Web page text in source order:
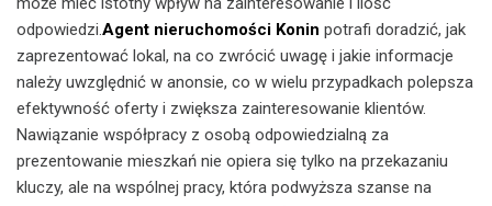
odpowiedzi.Agent nieruchomości Konin potrafi doradzić, jak
zaprezentować lokal, na co zwrócić uwagę i jakie informacje
należy uwzględnić w anonsie, co w wielu przypadkach polepsza
efektywność oferty i zwiększa zainteresowanie klientów.
Nawiązanie współpracy z osobą odpowiedzialną za
prezentowanie mieszkań nie opiera się tylko na przekazaniu
kluczy, ale na wspólnej pracy, która podwyższa szanse na